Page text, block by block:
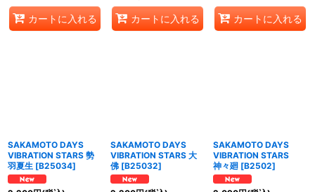
カートに入れる カートに入れる カートに入れる
SAKAMOTO DAYS
VIBRATION STARS 勢
羽夏生 [B25034]
SAKAMOTO DAYS
VIBRATION STARS 大
佛 [B25032]
SAKAMOTO DAYS
VIBRATION STARS
神々廻 [B2502]